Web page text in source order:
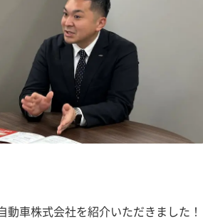
車株式会社を紹介いただきました！